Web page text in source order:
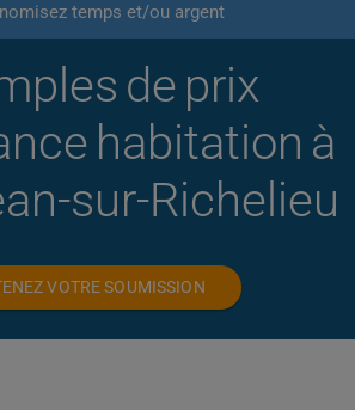
temps et/ou argent
de prix
habitation à
sur-Richelieu
VOTRE SOUMISSION